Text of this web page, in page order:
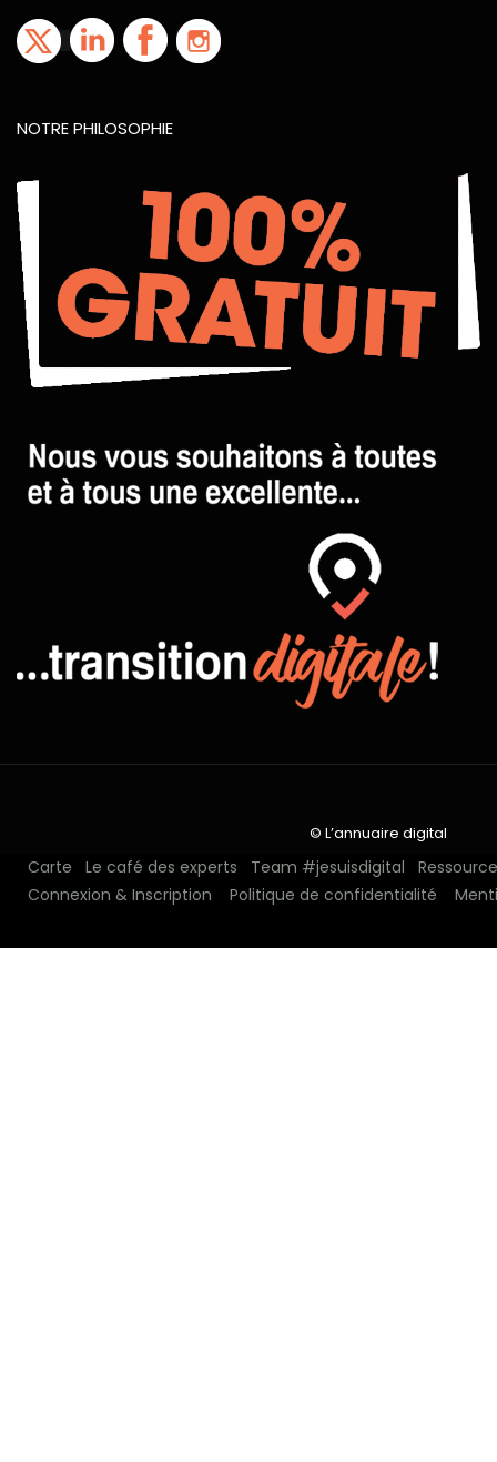
NOTRE PHILOSOPHIE
Carte Le café des experts Team #jesuisdigital
Connexion & Inscription
Politique de confidentialité
© L’annuaire digital